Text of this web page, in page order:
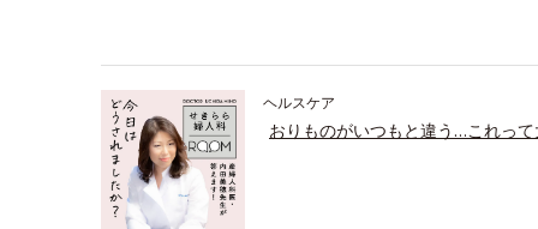
ヘルスケア
おりものがいつもと違う…これっ